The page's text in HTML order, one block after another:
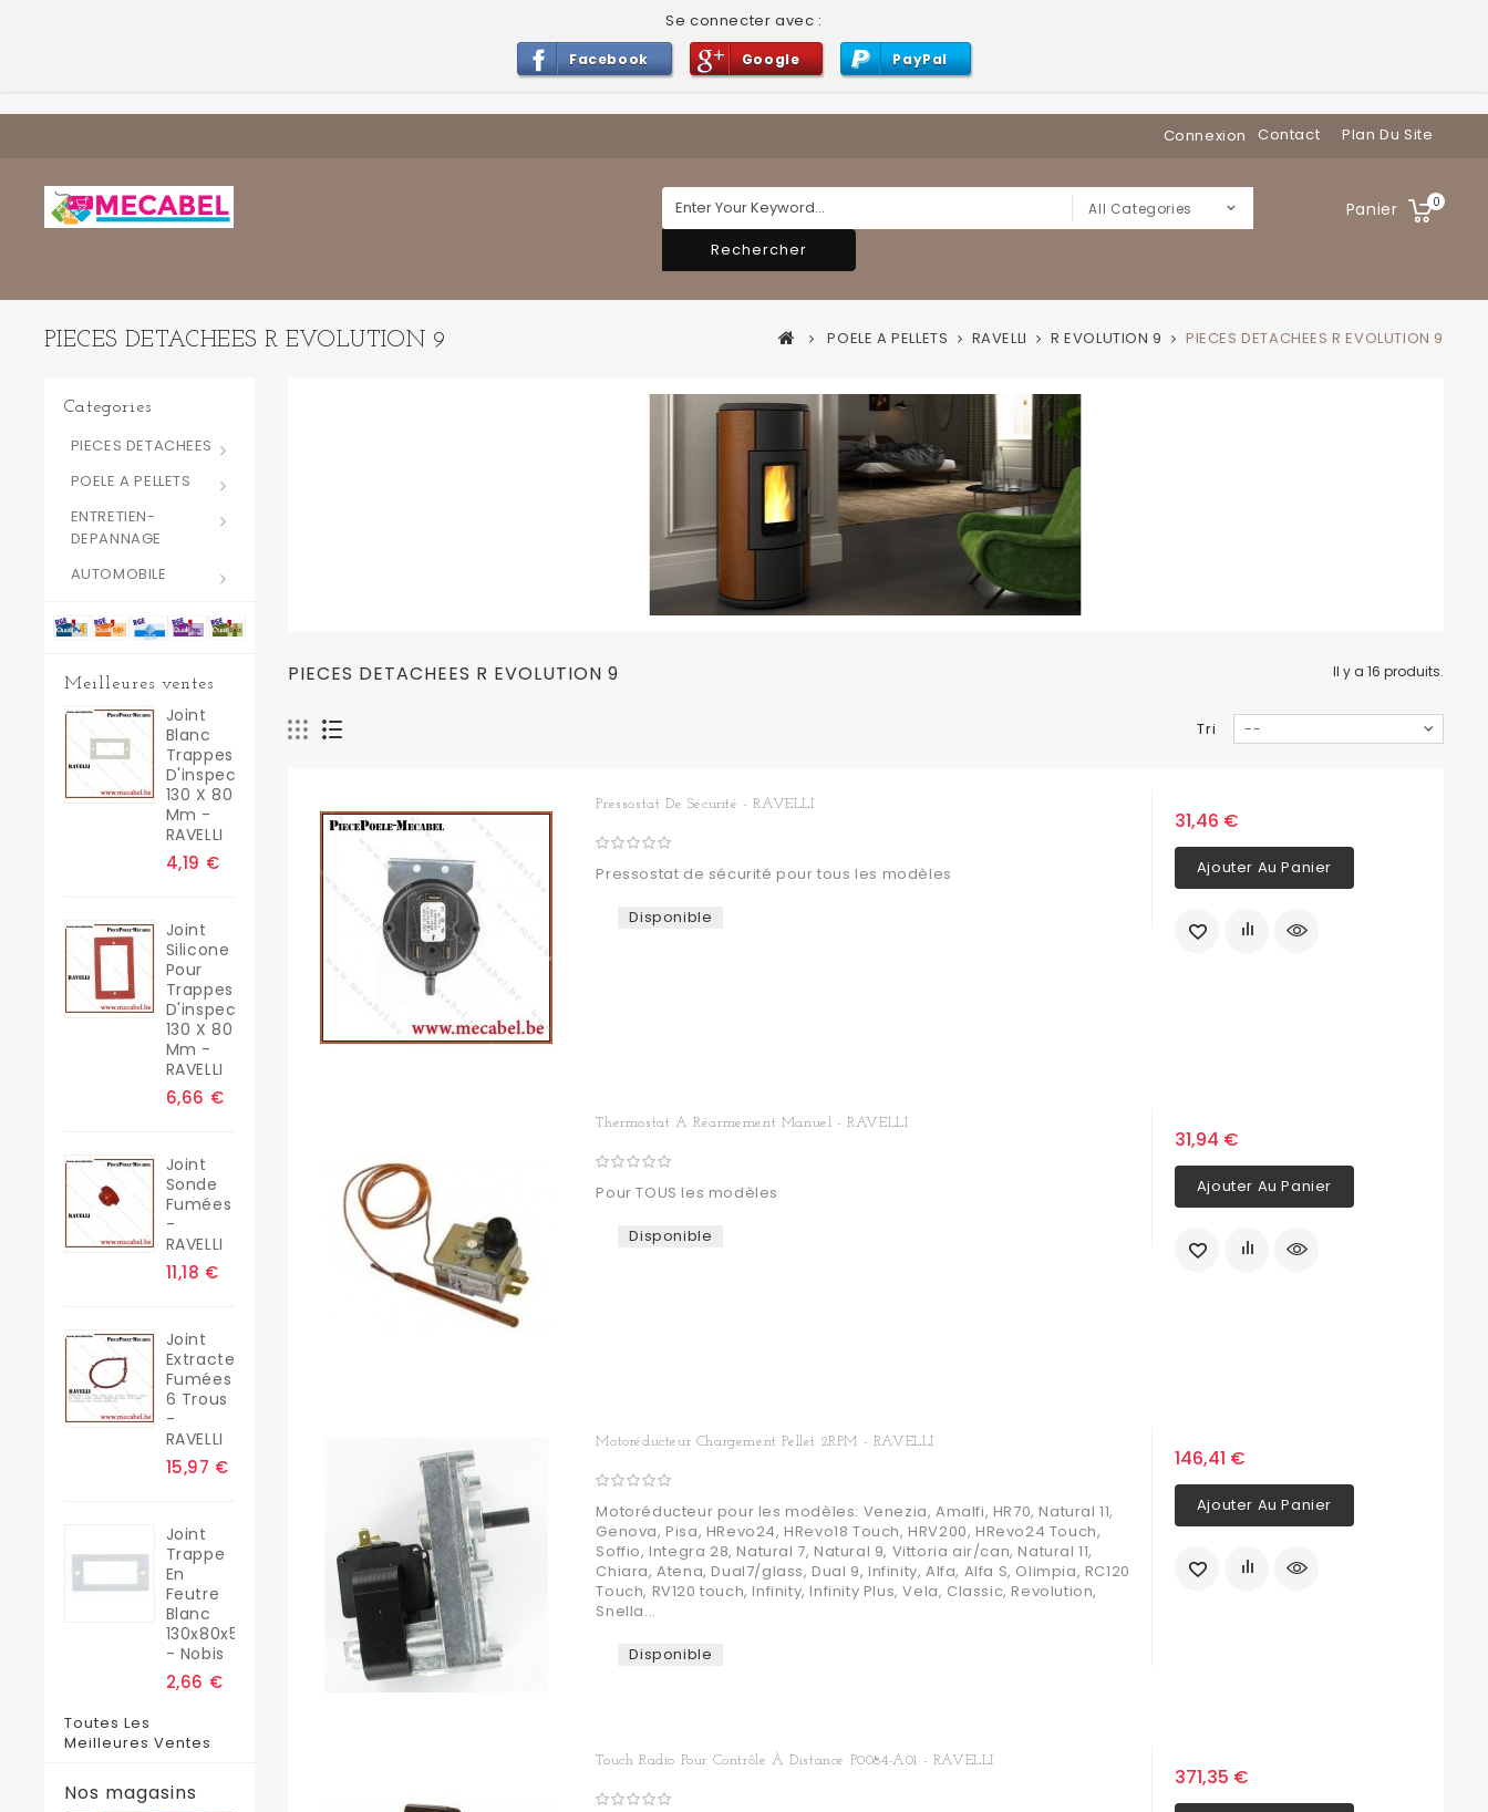
Se connecter avec :
Facebook Google PayPal
Contact Plan Du Site
Connexion
Panier 0
All Categories
Rechercher
PIECES DETACHEES R EVOLUTION 9 POELE A PELLETS RAVELLI R EVOLUTION 9 PIECES DETACHEES R EVOLUTION 9
Categories
PIECES DETACHEES
POELE A PELLETS
ENTRETIEN-
DEPANNAGE
AUTOMOBILE
Meilleures ventes
Joint
Blanc
Trappes
D'inspection
130 X 80
Mm -
RAVELLI
4,19 €
Joint
Silicone
Pour
Trappes
D'inspection
130 X 80
Mm -
RAVELLI
6,66 €
Joint
Sonde
Fumées
-
RAVELLI
11,18 €
Joint
Extracteur
Fumées
6 Trous
-
RAVELLI
15,97 €
Joint
Trappe
En
Feutre
Blanc
130x80x5
- Nobis
2,66 €
Toutes Les
Meilleures Ventes
Nos magasins
PIECES DETACHEES R EVOLUTION 9 Il y a 16 produits.
Tri --
Pressostat De Sécurité - RAVELLI
Pressostat de sécurité pour tous les modèles
Disponible
31,46 €
Ajouter Au Panier
Thermostat A Réarmement Manuel - RAVELLI
Pour TOUS les modèles
Disponible
31,94 €
Ajouter Au Panier
Motoréducteur Chargement Pellet 2RPM - RAVELLI
Motoréducteur pour les modèles: Venezia, Amalfi, HR70, Natural 11,
Genova, Pisa, HRevo24, HRevo18 Touch, HRV200, HRevo24 Touch,
Soffio, Integra 28, Natural 7, Natural 9, Vittoria air/can, Natural 11,
Chiara, Atena, Dual7/glass, Dual 9, Infinity, Alfa, Alfa S, Olimpia, RC120
Touch, RV120 touch, Infinity, Infinity Plus, Vela, Classic, Revolution,
Snella...
Disponible
146,41 €
Ajouter Au Panier
Touch Radio Pour Contrôle À Distance P0084-A01 - RAVELLI
371,35 €